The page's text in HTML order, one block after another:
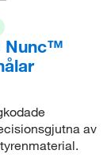
Nunc™
av